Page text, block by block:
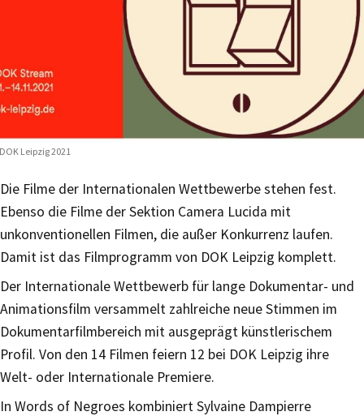
Leipzig 2021
Die Filme der Internationalen Wettbewerbe stehen fest.
Ebenso die Filme der Sektion Camera Lucida mit
unkonventionellen Filmen, die außer Konkurrenz laufen.
Damit ist das Filmprogramm von DOK Leipzig komplett.
Der Internationale Wettbewerb für lange Dokumentar- und
Animationsfilm versammelt zahlreiche neue Stimmen im
Dokumentarfilmbereich mit ausgeprägt künstlerischem
Profil. Von den 14 Filmen feiern 12 bei DOK Leipzig ihre
Welt- oder Internationale Premiere.
In Words of Negroes kombiniert Sylvaine Dampierre